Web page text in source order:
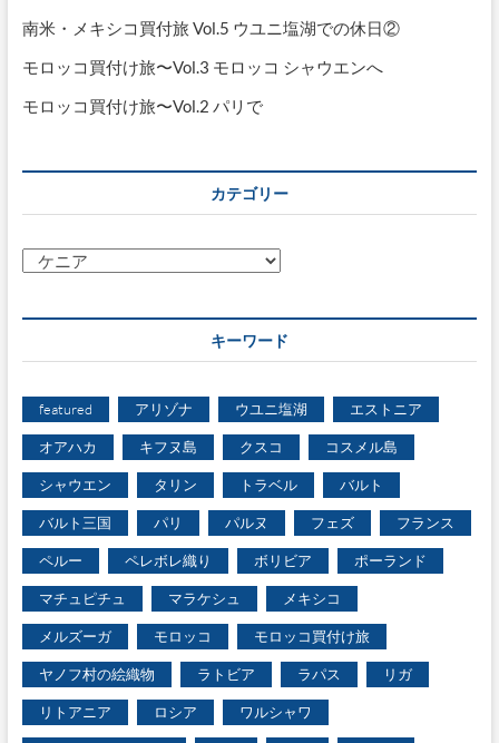
南米・メキシコ買付旅 Vol.5 ウユニ塩湖での休日②
モロッコ買付け旅〜Vol.3 モロッコ シャウエンへ
モロッコ買付け旅〜Vol.2 パリで
カテゴリー
ー
キーワード
featured アリゾナ ウユニ塩湖 エストニア
オアハカ キフヌ島 クスコ コスメル島
シャウエン タリン トラベル バルト
バルト三国 パリ パルヌ フェズ フランス
ペルー ペレボレ織り ボリビア ポーランド
マチュピチュ マラケシュ メキシコ
メルズーガ モロッコ モロッコ買付け旅
ヤノフ村の絵織物 ラトビア ラパス リガ
リトアニア ロシア ワルシャワ